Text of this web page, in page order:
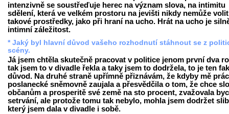
intenzivně se soustřeďuje herec na význam slova, na intimitu
sdělení, která ve velkém prostoru na jevišti nikdy nemůže volit
takové prostředky, jako při hraní na ucho. Hrát na ucho je
intimní záležitost.
* Jaký byl hlavní důvod vašeho rozhodnutí stáhnout se z
scény.
Já jsem chtěla skutečně pracovat v politice jenom první dva
tak jsem to v divadle řekla a taky jsem to dodržela, to je ten
důvod. Na druhé straně upřímně přiznávám, že kdyby mě
poslanecké sněmovně zaujala a přesvědčila o tom, že chce
občanům a prosperitě své země na sto procent, zvažovala
setrvání, ale protože tomu tak nebylo, mohla jsem dodržet
který jsem dala v divadle i sobě.